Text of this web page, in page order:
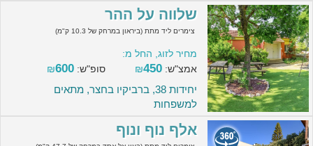
שלווה על ההר
צימרים ליד מתת (ביראון במרחק של 10.3 ק"מ)
מחיר לזוג, החל מ:
אמצ"ש:
₪450 סופ"ש: ₪600
יחידות 38, ברביקיו בחצר, מתאים
למשפחות
אלף נוף ונוף